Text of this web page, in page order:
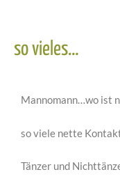
so vieles…
Mannomann…wo ist
so viele nette
Tänzer und